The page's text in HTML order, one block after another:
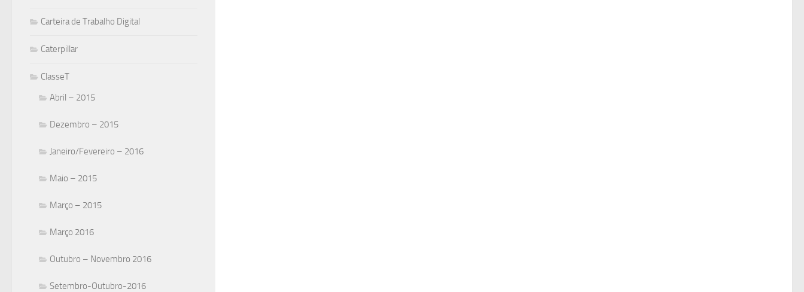
Carteira de Trabalho Digital
Caterpillar
ClasseT
Abril – 2015
Dezembro – 2015
Janeiro/Fevereiro – 2016
Maio – 2015
Março – 2015
Março 2016
Outubro – Novembro 2016
Setembro-Outubro-2016